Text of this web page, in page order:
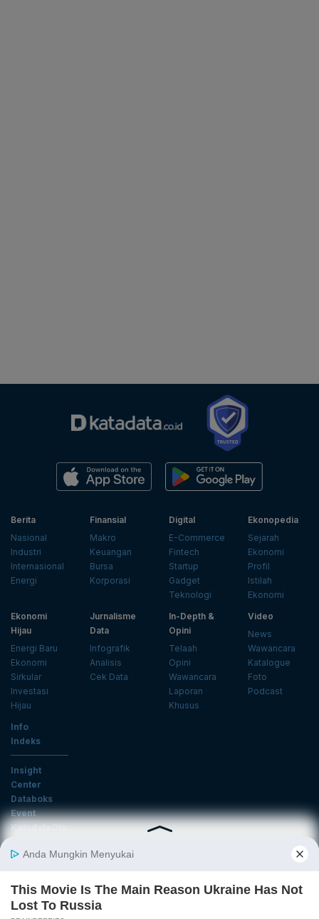
Berita
Nasional
Industri
Internasional
Energi
Finansial
Makro
Keuangan
Bursa
Korporasi
Digital
E-Commerce
Fintech
Startup
Gadget
Teknologi
Ekonopedia
Sejarah
Ekonomi
Profil
Istilah
Ekonomi
Ekonomi
Hijau
Energi Baru
Ekonomi
Sirkular
Investasi
Hijau
Jurnalisme
Data
Infografik
Analisis
Cek Data
In-Depth &
Opini
Telaah
Opini
Wawancara
Laporan
Khusus
Video
News
Wawancara
Katalogue
Foto
Podcast
Info
Indeks
Insight
Center
Databoks
Event
KatadataOto
Email
Daftar